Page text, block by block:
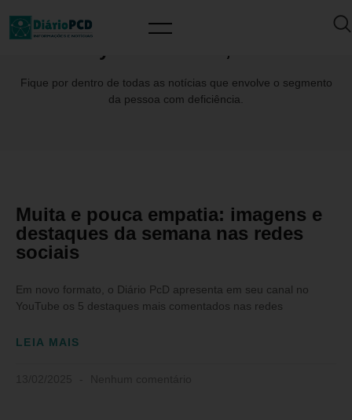
Fique por dentro de todas as notícias que envolve o segmento
da pessoa com deficiência.
Muita e pouca empatia: imagens e
destaques da semana nas redes
sociais
Em novo formato, o Diário PcD apresenta em seu canal no
YouTube os 5 destaques mais comentados nas redes
LEIA MAIS